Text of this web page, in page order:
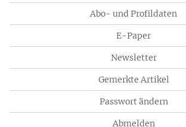
Abo- und Profildaten
E-Paper
Newsletter
Gemerkte Artikel
Passwort ändern
Abmelden